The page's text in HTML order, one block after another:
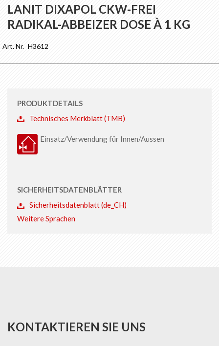
LANIT DIXAPOL CKW-FREI
RADIKAL-ABBEIZER DOSE À 1 KG
Art. Nr. H3612
Anfang
der
Bildgalerie
PRODUKTDETAILS
Technisches Merkblatt (TMB)
Einsatz/Verwendung für Innen/Aussen
SICHERHEITSDATENBLÄTTER
Sicherheitsdatenblatt (de_CH)
Weitere Sprachen
KONTAKTIEREN SIE UNS